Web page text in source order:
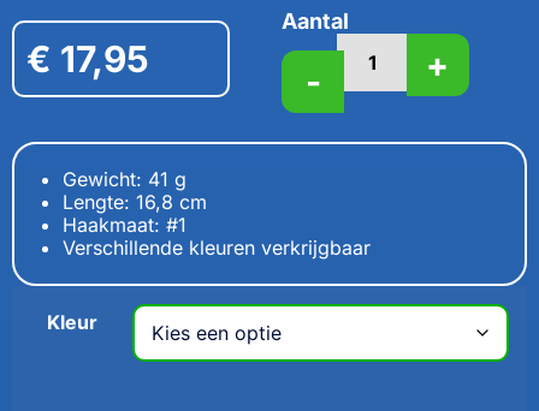
€ 17,95
Aantal
- +
Gewicht: 41 g
Lengte: 16,8 cm
Haakmaat: #1
Verschillende kleuren verkrijgbaar
Kleur